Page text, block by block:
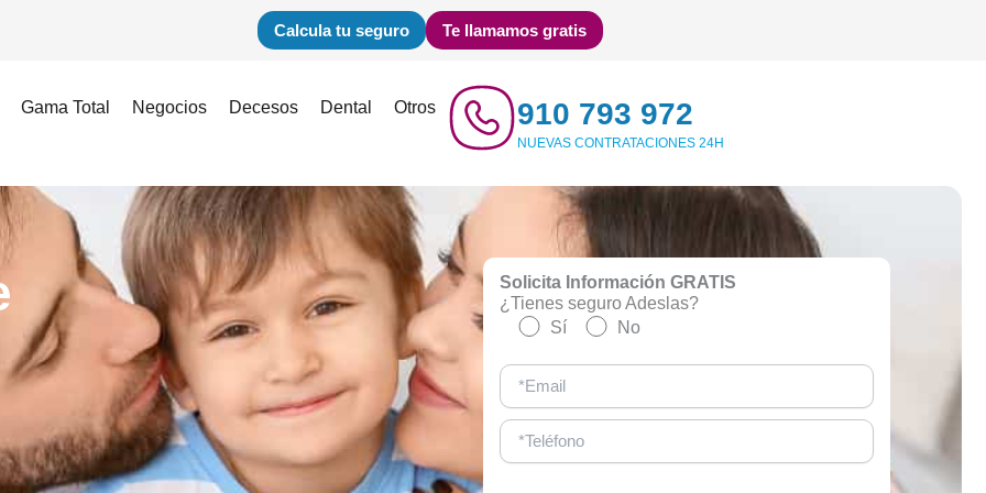
Calcula tu seguro Te llamamos gratis
Gama Total Negocios Decesos Dental Otros 910 793 972
NUEVAS CONTRATACIONES 24H
Solicita Información GRATIS
¿Tienes seguro Adeslas?
Sí
No